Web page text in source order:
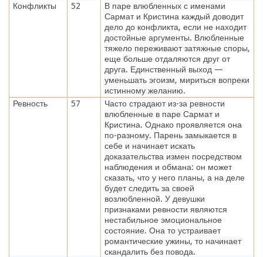
Конфликты
52
В паре влюбленных с именами
Сармат и Кристина каждый доводит
дело до конфликта, если не находит
достойные аргументы. Влюбленные
тяжело переживают затяжные споры,
еще больше отдаляются друг от
друга. Единственный выход —
уменьшать эгоизм, мириться вопреки
истинному желанию.
Ревность
57
Часто страдают из-за ревности
влюбленные в паре Сармат и
Кристина. Однако проявляется она
по-разному. Парень замыкается в
себе и начинает искать
доказательства измен посредством
наблюдения и обмана: он может
сказать, что у него планы, а на деле
будет следить за своей
возлюбленной. У девушки
признаками ревности являются
нестабильное эмоциональное
состояние. Она то устраивает
романтические ужины, то начинает
скандалить без повода.